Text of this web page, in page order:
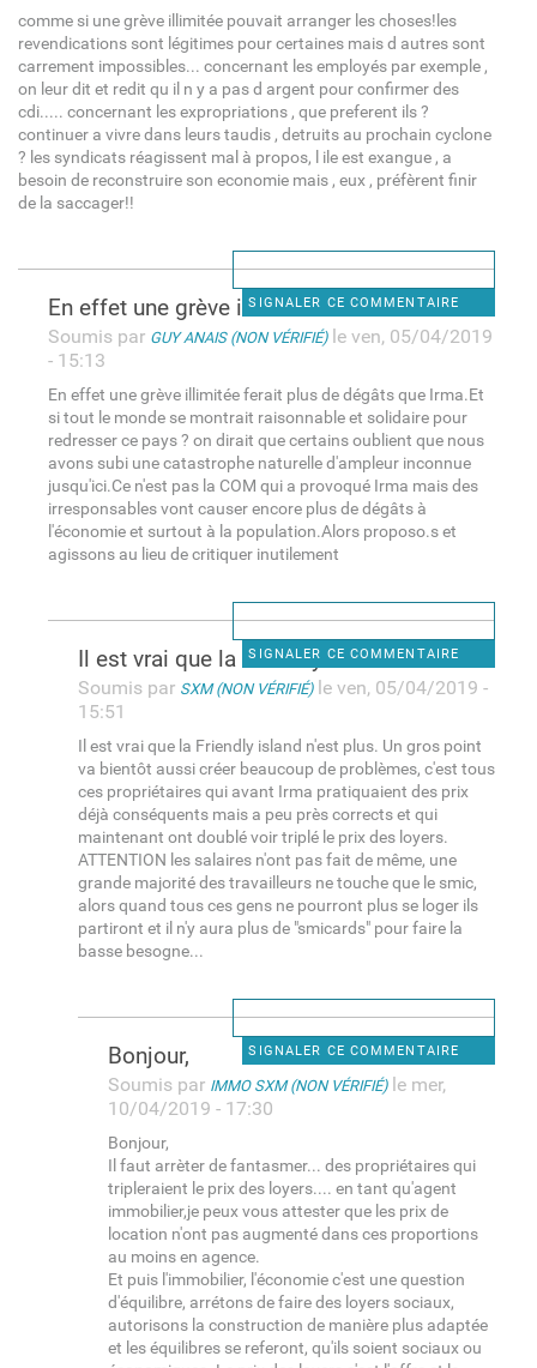
comme si une grève illimitée pouvait arranger les choses!les
revendications sont légitimes pour certaines mais d autres sont
carrement impossibles... concernant les employés par exemple ,
on leur dit et redit qu il n y a pas d argent pour confirmer des
cdi..... concernant les expropriations , que preferent ils ?
continuer a vivre dans leurs taudis , detruits au prochain cyclone
? les syndicats réagissent mal à propos, l ile est exangue , a
besoin de reconstruire son economie mais , eux , préfèrent finir
de la saccager!!
SIGNALER CE COMMENTAIRE
En effet une grève illimitée
Soumis par GUY ANAIS (NON VÉRIFIÉ)le ven, 05/04/2019
- 15:13
En effet une grève illimitée ferait plus de dégâts que Irma.Et
si tout le monde se montrait raisonnable et solidaire pour
redresser ce pays ? on dirait que certains oublient que nous
avons subi une catastrophe naturelle d'ampleur inconnue
jusqu'ici.Ce n'est pas la COM qui a provoqué Irma mais des
irresponsables vont causer encore plus de dégâts à
l'économie et surtout à la population.Alors proposo.s et
agissons au lieu de critiquer inutilement
SIGNALER CE COMMENTAIRE
Il est vrai que la Friendly
Soumis par SXM (NON VÉRIFIÉ)le ven, 05/04/2019 -
15:51
Il est vrai que la Friendly island n'est plus. Un gros point
va bientôt aussi créer beaucoup de problèmes, c'est tous
ces propriétaires qui avant Irma pratiquaient des prix
déjà conséquents mais a peu près corrects et qui
maintenant ont doublé voir triplé le prix des loyers.
ATTENTION les salaires n'ont pas fait de même, une
grande majorité des travailleurs ne touche que le smic,
alors quand tous ces gens ne pourront plus se loger ils
partiront et il n'y aura plus de "smicards" pour faire la
basse besogne...
SIGNALER CE COMMENTAIRE
Bonjour,
Soumis par IMMO SXM (NON VÉRIFIÉ)le mer,
10/04/2019 - 17:30
Bonjour,
Il faut arrèter de fantasmer... des propriétaires qui
tripleraient le prix des loyers.... en tant qu'agent
immobilier,je peux vous attester que les prix de
location n'ont pas augmenté dans ces proportions
au moins en agence.
Et puis l'immobilier, l'économie c'est une question
d'équilibre, arrétons de faire des loyers sociaux,
autorisons la construction de manière plus adaptée
et les équilibres se referont, qu'ils soient sociaux ou